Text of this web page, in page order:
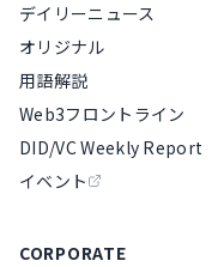
デイリーニュース
オリジナル
用語解説
Web3フロントライン
DID/VC Weekly Report
イベント
CORPORATE